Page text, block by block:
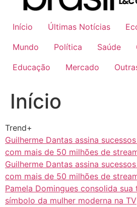
Início Últimas Notícias
Mundo
Política Saúde
Educação
Mercado
Início
Trend+
Guilherme Dantas assina
com mais de 50 milhões de
Guilherme Dantas assina
com mais de 50 milhões de
Pamela Domingues consolida
símbolo da mulher moderna na TV